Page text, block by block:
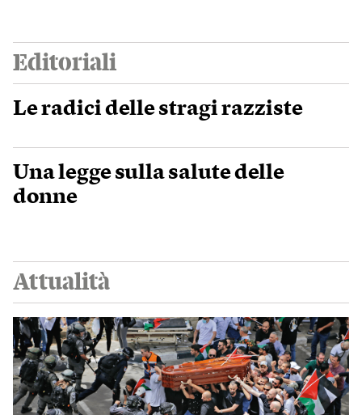
Editoriali
Le radici delle stragi razziste
Una legge sulla salute delle
donne
Attualità